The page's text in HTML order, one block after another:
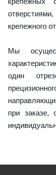
отверстиями,
крепежного
Мы
один
при заказе,